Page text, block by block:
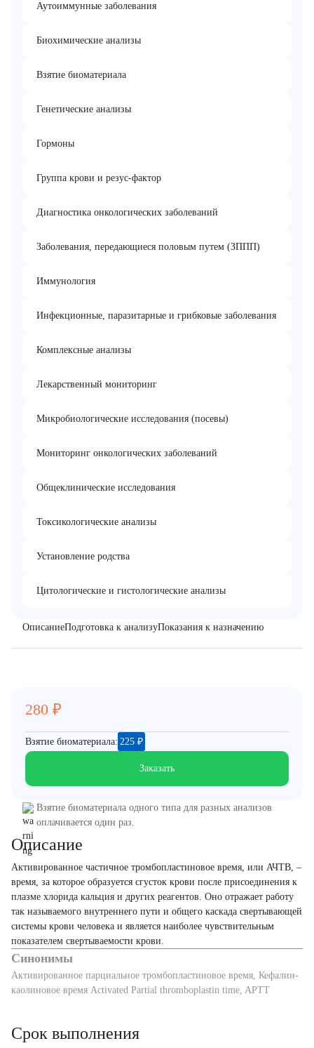
Аутоиммунные заболевания
Биохимические анализы
Взятие биоматериала
Генетические анализы
Гормоны
Группа крови и резус-фактор
Диагностика онкологических заболеваний
Заболевания, передающиеся половым путем (ЗППП)
Иммунология
Инфекционные, паразитарные и грибковые заболевания
Комплексные анализы
Лекарственный мониторинг
Микробиологические исследования (посевы)
Мониторинг онкологических заболеваний
Общеклинические исследования
Токсикологические анализы
Установление родства
Цитологические и гистологические анализы
ОписаниеПодготовка к анализуПоказания к назначению
Описание
Активированное частичное тромбопластиновое время, или АЧТВ, –
время, за которое образуется сгусток крови после присоединения к
плазме хлорида кальция и других реагентов. Оно отражает работу
так называемого внутреннего пути и общего каскада свертывающей
системы крови человека и является наиболее чувствительным
показателем свертываемости крови.
Синонимы
Активированное парциальное тромбопластиновое время, Кефалин-
каолиновое время Activated Partial thromboplastin time, APTT
280 ₽
Взятие биоматериала: 225 ₽
Заказать
Взятие биоматериала одного типа для разных анализов
оплачивается один раз.
Срок выполнения